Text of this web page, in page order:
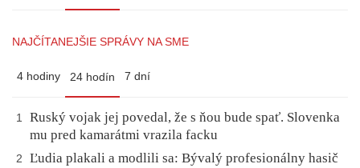
NAJČÍTANEJŠIE SPRÁVY NA SME
4 hodiny 24 hodín 7 dní
1
Ruský vojak jej povedal, že s ňou bude spať. Slovenka
mu pred kamarátmi vrazila facku
2
Ľudia plakali a modlili sa: Bývalý profesionálny hasič